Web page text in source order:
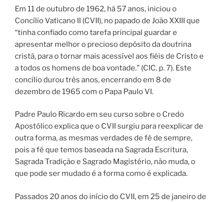
Em 11 de outubro de 1962, há 57 anos, iniciou o
Concílio Vaticano II (CVII), no papado de João XXIII que
“tinha confiado como tarefa principal guardar e
apresentar melhor o precioso depósito da doutrina
cristã, para o tornar mais acessível aos fiéis de Cristo e
a todos os homens de boa vontade.” (CIC. p. 7). Este
concílio durou três anos, encerrando em 8 de
dezembro de 1965 com o Papa Paulo VI.
Padre Paulo Ricardo em seu curso sobre o Credo
Apostólico explica que o CVII surgiu para reexplicar de
outra forma, as mesmas verdades de fé de sempre,
pois a fé que temos baseada na Sagrada Escritura,
Sagrada Tradição e Sagrado Magistério, não muda, o
que pode ser mudado é a forma como é explicada.
Passados 20 anos do início do CVII, em 25 de janeiro de